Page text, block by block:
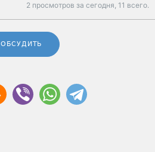
2 просмотров за сегодня, 11 всего.
ОБСУДИТЬ